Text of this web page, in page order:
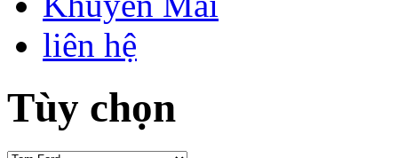
liên hệ
Tùy chọn